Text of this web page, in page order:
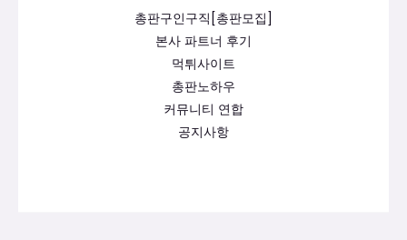
총판구인구직[총판모집]
본사 파트너 후기
먹튀사이트
총판노하우
커뮤니티 연합
공지사항